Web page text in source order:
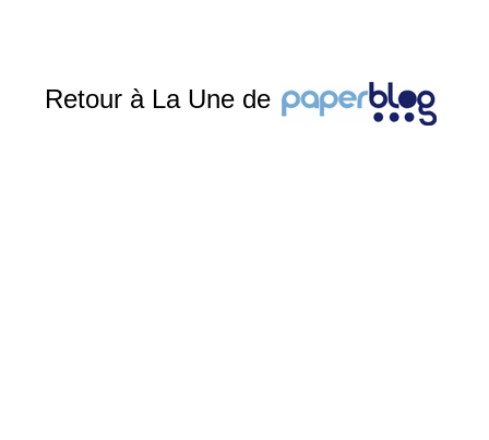
Retour à La Une de